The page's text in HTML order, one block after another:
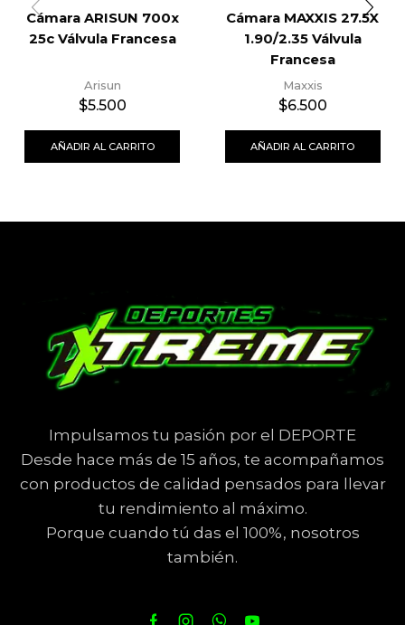
Cámara ARISUN 700x
25c Válvula Francesa
Arisun
$5.500
AÑADIR AL CARRITO
Cámara MAXXIS 27.5X
1.90/2.35 Válvula
Francesa
Maxxis
$6.500
AÑADIR AL CARRITO
Impulsamos tu pasión por el DEPORTE
Desde hace más de 15 años, te acompañamos
con productos de calidad pensados para llevar
tu rendimiento al máximo.
Porque cuando tú das el 100%, nosotros
también.